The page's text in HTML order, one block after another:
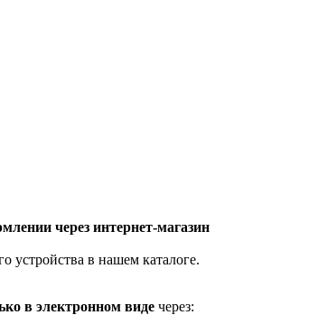
через интернет-магазин
устройства в нашем каталоге.
в электронном виде через: